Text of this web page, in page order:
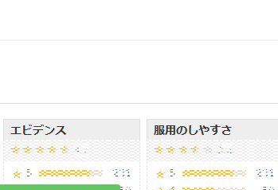
間欠的投与は避けた方がよい。高濃度酸素の吸
あるいはCO
ナルコーシスの状態に陥る危険性